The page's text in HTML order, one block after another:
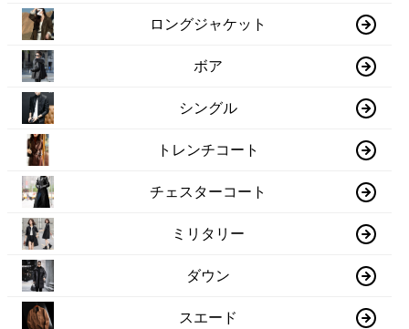
ロングジャケット
ボア
シングル
トレンチコート
チェスターコート
ミリタリー
ダウン
スエード